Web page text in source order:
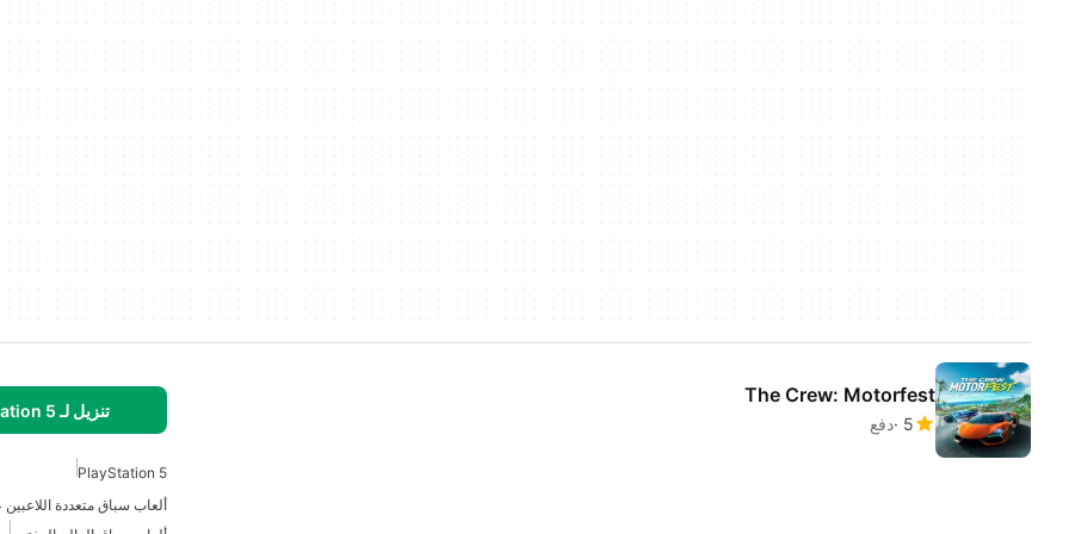
The Crew: Motorfest
5 دفع
تنزيل لـ PlayStation 5
PlayStation 5
ألعاب سباق متعددة اللاعبين